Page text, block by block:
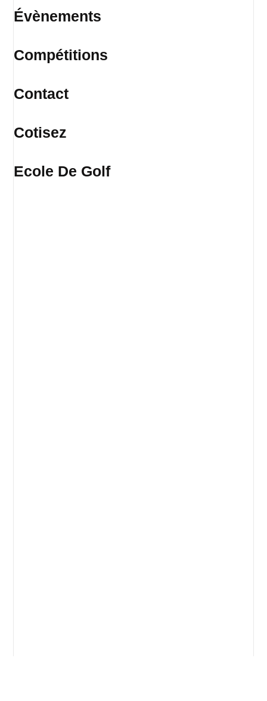
Évènements
Compétitions
Contact
Cotisez
Ecole De Golf